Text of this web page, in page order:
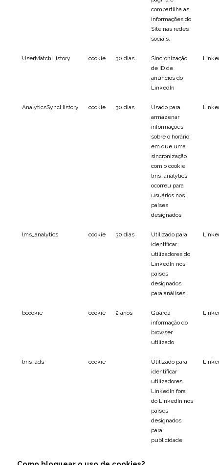
compartilha as
informações do
Site nas redes
sociais.
UserMatchHistory cookie 30 dias
Sincronização
de ID de
anúncios do
LinkedIn
AnalyticsSyncHistory cookie 30 dias
Usado para
armazenar
informações
sobre o horário
em que uma
sincronização
com o cookie
lms_analytics
ocorreu para
usuários nos
países
designados
lms_analytics cookie 30 dias
Utilizado para
identificar
utilizadores do
LinkedIn nos
países
designados
para análises
bcookie cookie 2 anos
Guarda
informação do
browser
utilizado
lms_ads cookie
Utilizado para
identificar
utilizadores
LinkedIn fora
do LinkedIn nos
países
designados
para
publicidade